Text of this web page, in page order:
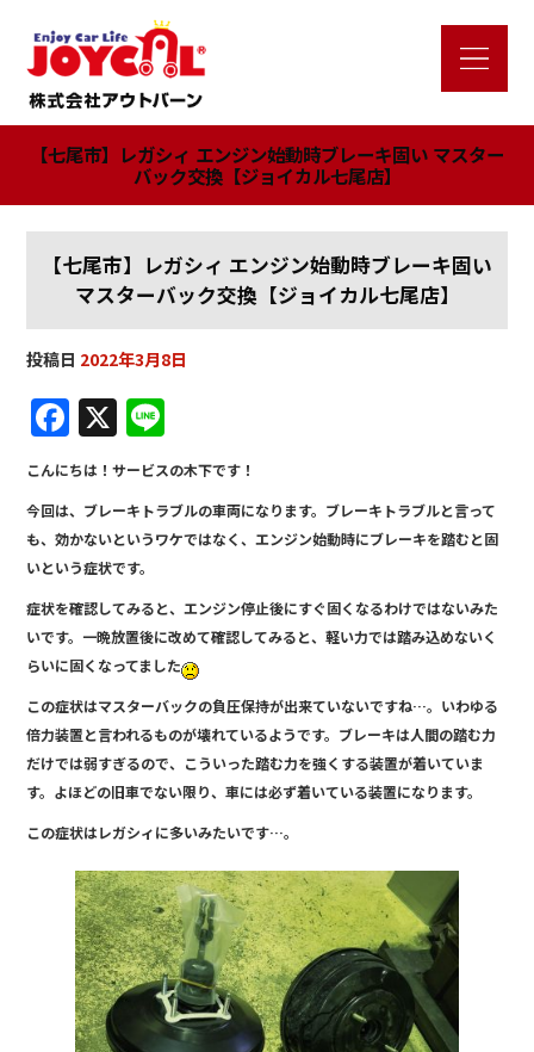
【七尾市】レガシィ エンジン始動時ブレーキ固い マスター
バック交換【ジョイカル七尾店】
【七尾市】レガシィ エンジン始動時ブレーキ固い
マスターバック交換【ジョイカル七尾店】
投稿日 2022年3月8日
F
a
c
e
b
o
o
k
X
n
e
こんにちは！サービスの木下です！
今回は、ブレーキトラブルの車両になります。ブレーキトラブルと言って
も、効かないというワケではなく、エンジン始動時にブレーキを踏むと固
いという症状です。
症状を確認してみると、エンジン停止後にすぐ固くなるわけではないみた
いです。一晩放置後に改めて確認してみると、軽い力では踏み込めないく
らいに固くなってました
この症状はマスターバックの負圧保持が出来ていないですね…。いわゆる
倍力装置と言われるものが壊れているようです。ブレーキは人間の踏む力
だけでは弱すぎるので、こういった踏む力を強くする装置が着いていま
す。よほどの旧車でない限り、車には必ず着いている装置になります。
この症状はレガシィに多いみたいです…。